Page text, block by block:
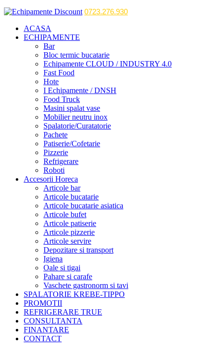
0723.276.930
ACASA
ECHIPAMENTE
Bar
Bloc termic bucatarie
Echipamente CLOUD / INDUSTRY 4.0
Fast Food
Hote
I Echipamente / DNSH
Food Truck
Masini spalat vase
Mobilier neutru inox
Spalatorie/Curatatorie
Pachete
Patiserie/Cofetarie
Pizzerie
Refrigerare
Roboti
Accesorii Horeca
Articole bar
Articole bucatarie
Articole bucatarie asiatica
Articole bufet
Articole patiserie
Articole pizzerie
Articole servire
Depozitare si transport
Igiena
Oale si tigai
Pahare si carafe
Vaschete gastronorm si tavi
SPALATORIE KREBE-TIPPO
PROMOTII
REFRIGERARE TRUE
CONSULTANTA
FINANTARE
CONTACT